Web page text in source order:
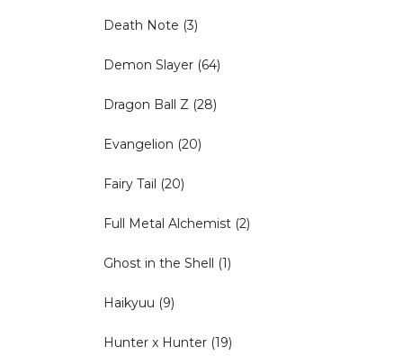
Death Note (3)
Demon Slayer (64)
Dragon Ball Z (28)
Evangelion (20)
Fairy Tail (20)
Full Metal Alchemist (2)
Ghost in the Shell (1)
Haikyuu (9)
Hunter x Hunter (19)